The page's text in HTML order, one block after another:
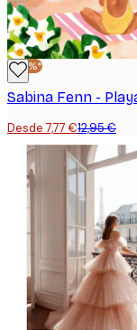
-40%*
Desde 7,77 €12,95 €